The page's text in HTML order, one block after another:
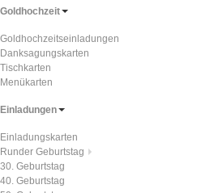
Goldhochzeit
Goldhochzeitseinladungen
Danksagungskarten
Tischkarten
Menükarten
Einladungen
Einladungskarten
Runder Geburtstag
30. Geburtstag
40. Geburtstag